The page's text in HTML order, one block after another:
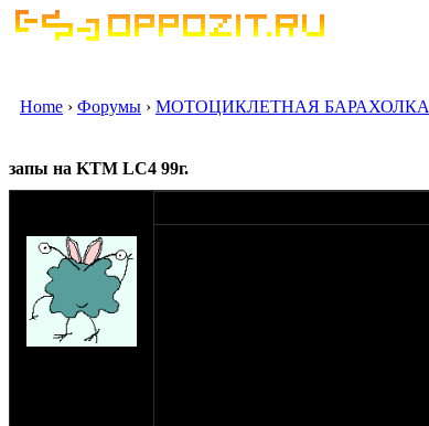
Home › Форумы › МОТОЦИКЛЕТНАЯ БАРАХОЛКА
запы на KTM LС4 99г.